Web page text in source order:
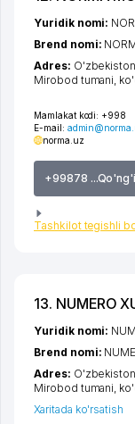
Mamlakat kodi: +998
E-mail:
norma.uz
+99878
Tashkilot tegishli
Yuridik nomi:
Brend nomi:
Adres:
Mirobod tumani,
13. NUMERO
Yuridik nomi:
Brend nomi:
Adres:
Mirobod tumani
Xaritada ko'rsatish